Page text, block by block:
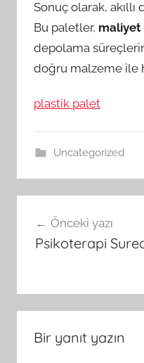
Sonuç olarak,
Bu paletler,
depolama
doğru malzeme ile
plastik palet
Uncategorized
gezinmesi
Önceki yazı
Psikoterapi
Bir yanıt yazın